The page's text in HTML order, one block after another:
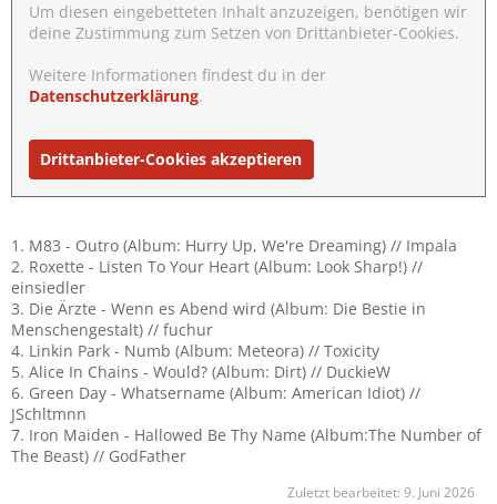
Um diesen eingebetteten Inhalt anzuzeigen, benötigen wir
deine Zustimmung zum Setzen von Drittanbieter-Cookies.
Weitere Informationen findest du in der
Datenschutzerklärung.
Drittanbieter-Cookies akzeptieren
1. M83 - Outro (Album: Hurry Up, We're Dreaming) // Impala
2. Roxette - Listen To Your Heart (Album: Look Sharp!) //
einsiedler
3. Die Ärzte - Wenn es Abend wird (Album: Die Bestie in
Menschengestalt) // fuchur
4. Linkin Park - Numb (Album: Meteora) // Toxicity
5. Alice In Chains - Would? (Album: Dirt) // DuckieW
6. Green Day - Whatsername (Album: American Idiot) //
JSchltmnn
7. Iron Maiden - Hallowed Be Thy Name (Album:The Number of
The Beast) // GodFather
Zuletzt bearbeitet: 9. Juni 2026